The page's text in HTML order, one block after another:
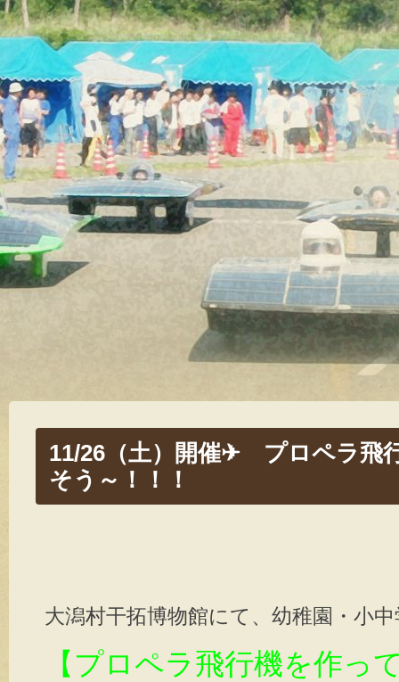
11/26（土）開催✈ プロペラ飛
そう～！！！
大潟村干拓博物館にて、幼稚園・小
【プロペラ飛行機を作っ